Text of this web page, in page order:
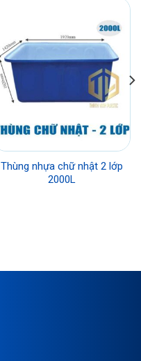
Thùng nhựa chữ nhật 2 lớp
2000L